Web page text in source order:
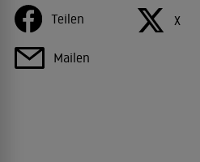
Teilen X
Mailen